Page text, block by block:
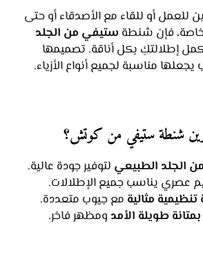
للعمل أو للقاء مع الأصدقاء أو حتى
فإن شنطةستيفي من الجلد
إطلالتكِ بكل أناقة. تصميمها
مناسبة لجميع أنواع الأزياء.
شنطة ستيفي من كوتش؟
الجلد الطبيعي لتوفير جودة عالية.
عصري يناسب جميع الإطلالات.
مثالية مع جيوب متعددة.
بمتانة طويلة الأمد ومظهر فاخر.